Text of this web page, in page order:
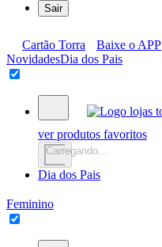
Sair
Cartão Torra
Baixe o APP
NovidadesDia dos Pais
ver produtos favoritos
Carregando...
Dia dos Pais
Feminino